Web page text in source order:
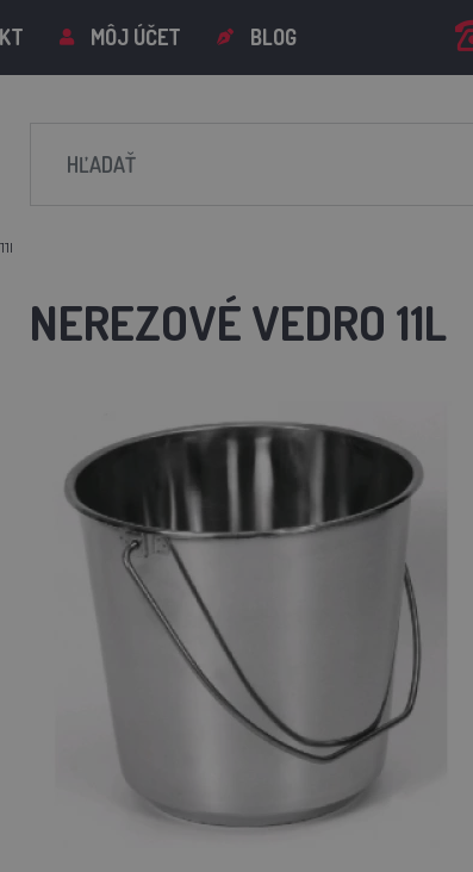
MÔJ ÚČET BLOG
NEREZOVÉ VEDRO 11L